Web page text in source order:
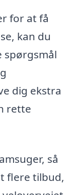
for at få
kan du
spørgsmål
dig ekstra
rette
så
flere tilbud,